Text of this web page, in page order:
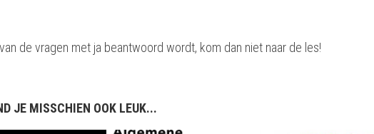
de vragen met ja beantwoord wordt, kom dan niet naar de les!
JE MISSCHIEN OOK LEUK...